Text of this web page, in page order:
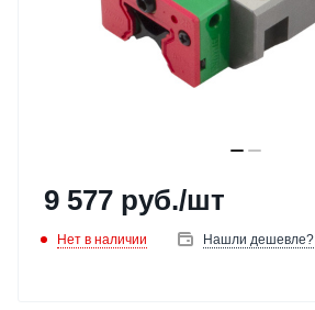
9 577 руб./шт
Нет в наличии Нашли дешевле?